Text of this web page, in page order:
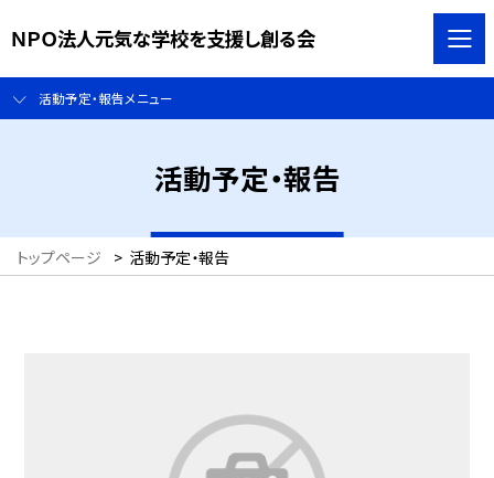
ＮＰＯ法人元気な学校を支援し創る会
活動予定・報告メニュー
活動予定・報告
トップページ > 活動予定・報告